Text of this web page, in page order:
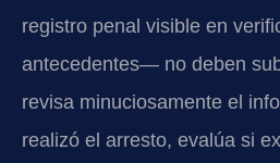
registro penal visible en
antecedentes— no deben
revisa minuciosamente el
realizó el arresto, evalúa si